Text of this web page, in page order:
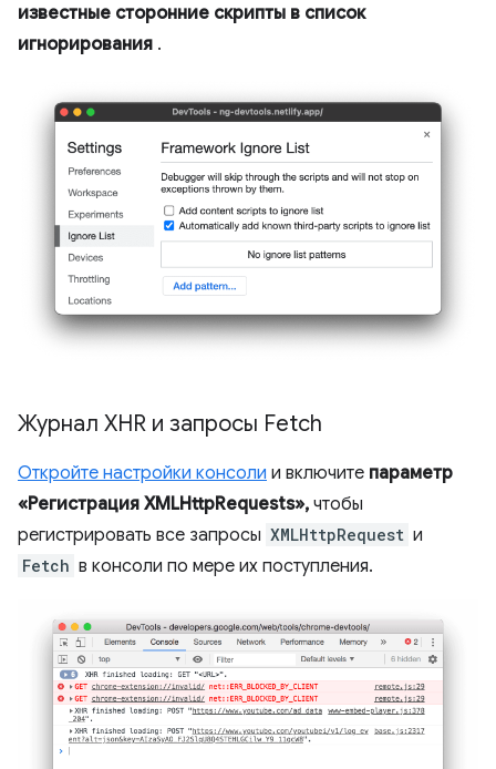
известные сторонние скрипты в список
игнорирования .
Журнал XHR и запросы Fetch
Откройте настройки консоли и включите параметр
«Регистрация XMLHttpRequests», чтобы
регистрировать все запросы XMLHttpRequest и
Fetch в консоли по мере их поступления.